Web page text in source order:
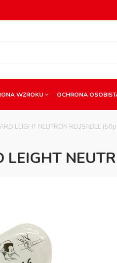
WZROKU OCHRONA
LEIGHT NEUTRON REUSABLE